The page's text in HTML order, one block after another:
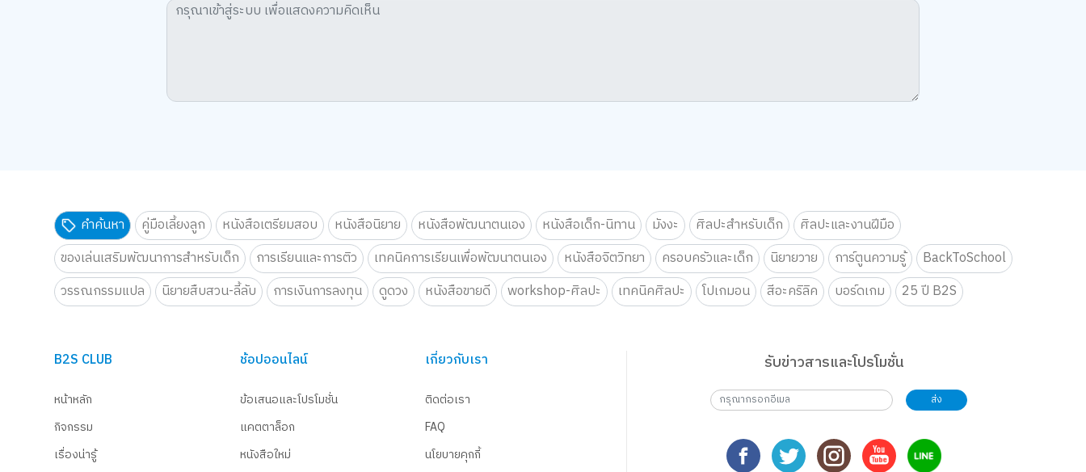
คำค้นหา คู่มือเลี้ยงลูก หนังสือเตรียมสอบ หนังสือนิยาย หนังสือพัฒนาตนเอง หนังสือเด็ก-นิทาน มังงะ ศิลปะสำหรับเด็ก
ศิลปะและงานฝีมือ
ของเล่นเสริมพัฒนาการสำหรับเด็ก
การเรียนและการติว เทคนิคการเรียนเพื่อพัฒนาตนเอง หนังสือจิตวิทยา ครอบครัวและเด็ก นิยายวาย การ์ตูนความรู้
BackToSchool
วรรณกรรมแปล
นิยายสืบสวน-ลี้ลับ การเงินการลงทุน ดูดวง หนังสือขายดี workshop-ศิลปะ เทคนิคศิลปะ โปเกมอน สีอะคริลิค บอร์ดเกม 25 ปี B2S
B2S CLUB
หน้าหลัก
กิจกรรม
เรื่องน่ารู้
ช้อปออนไลน์
ข้อเสนอและโปรโมชั่น
แคตตาล็อก
หนังสือใหม่
เกี่ยวกับเรา
ติดต่อเรา
FAQ
นโยบายคุกกี้
รับข่าวสารและโปรโมชั่น
ส่ง